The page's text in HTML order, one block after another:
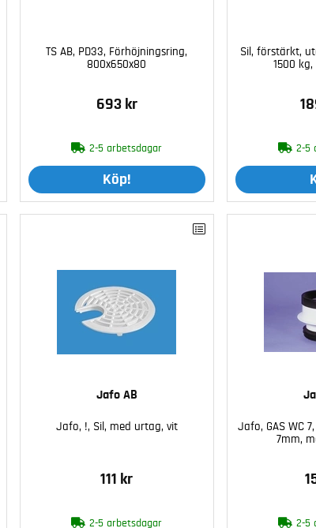
TS AB, PD33, Förhöjningsring,
800x650x80
693 kr
2-5 arbetsdagar
Köp!
Sil, förstärkt,
1500
2-5
Jafo AB
Jafo, !, Sil, med urtag, vit
111 kr
2-5 arbetsdagar
Jafo, GAS WC
7mm,
2-5